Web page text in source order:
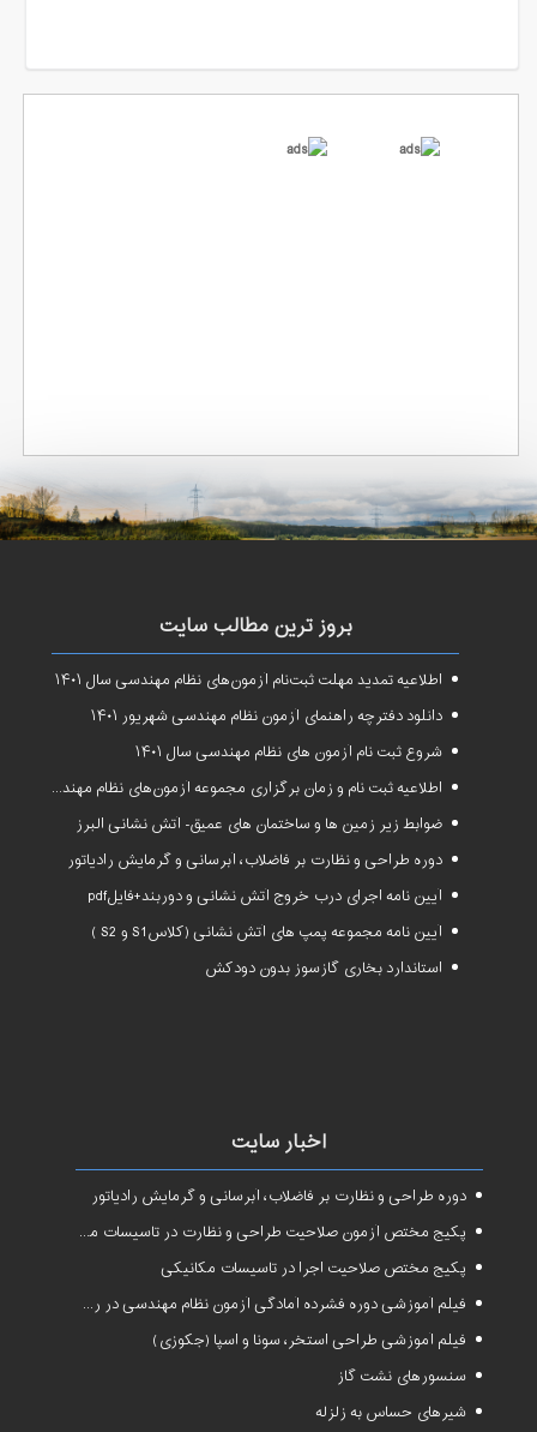
بروز ترین مطالب سایت
اطلاعیه تمدید مهلت ثبت‌نام آزمون‌های نظام مهندسی سال ۱۴۰۱
دانلود دفترچه راهنمای آزمون نظام مهندسی شهریور ۱۴۰۱
شروع ثبت نام آزمون های نظام مهندسی سال ۱۴۰۱
اطلاعیه ثبت نام و زمان برگزاری مجموعه آزمون‌های نظام مهندسی ساختمان سال ۱۴۰۱
ضوابط زیر زمین ها و ساختمان های عمیق- آتش نشانی البرز
دوره طراحی و نظارت بر فاضلاب، آبرسانی و گرمایش رادیاتور
آیین نامه اجرای درب خروج آتش نشانی و دوربند+فایلpdf
آیین نامه مجموعه پمپ های آتش نشانی (کلاسS1 و S2 )
استاندارد بخاری گازسوز بدون دودکش
اخبار سایت
دوره طراحی و نظارت بر فاضلاب، آبرسانی و گرمایش رادیاتور
پکیج مختص آزمون صلاحیت طراحی و نظارت در تاسیسات مکانیکی
پکیج مختص صلاحیت اجرا در تاسیسات مکانیکی
فیلم آموزشی دوره فشرده آمادگی آزمون نظام مهندسی در رشته طراحی و نظارت تاسیسات مکانیکی ساختمان
فیلم آموزشی طراحی استخر، سونا و اسپا (جکوزی)
سنسورهای نشت گاز
شیرهای حساس به زلزله